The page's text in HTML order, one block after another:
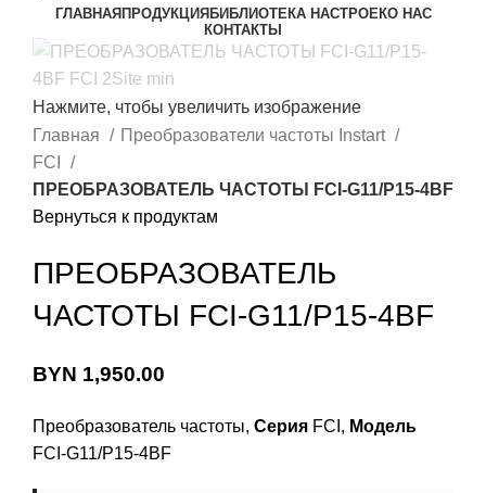
ГЛАВНАЯ ПРОДУКЦИЯ БИБЛИОТЕКА НАСТРОЕКО НАС
КОНТАКТЫ
Нажмите, чтобы увеличить изображение
Главная
Преобразователи частоты Instart
FCI
ПРЕОБРАЗОВАТЕЛЬ ЧАСТОТЫ FCI-G11/P15-4BF
Вернуться к продуктам
ПРЕОБРАЗОВАТЕЛЬ
ЧАСТОТЫ FCI-G11/P15-4BF
BYN 1,950.00
Преобразователь частоты, Серия FCI, Модель
FCI-G11/P15-4BF